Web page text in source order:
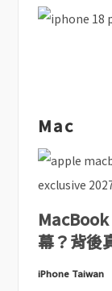
Mac
幕？背後
iPhone Taiwan